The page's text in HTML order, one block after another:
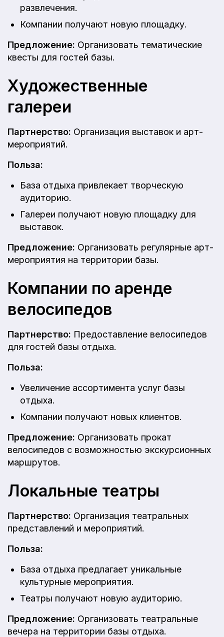
развлечения.
Компании получают новую площадку.
Предложение: Организовать тематические
квесты для гостей базы.
Художественные
галереи
Партнерство: Организация выставок и арт-
мероприятий.
Польза:
База отдыха привлекает творческую
аудиторию.
Галереи получают новую площадку для
выставок.
Предложение: Организовать регулярные арт-
мероприятия на территории базы.
Компании по аренде
велосипедов
Партнерство: Предоставление велосипедов
для гостей базы отдыха.
Польза:
Увеличение ассортимента услуг базы
отдыха.
Компании получают новых клиентов.
Предложение: Организовать прокат
велосипедов с возможностью экскурсионных
маршрутов.
Локальные театры
Партнерство: Организация театральных
представлений и мероприятий.
Польза:
База отдыха предлагает уникальные
культурные мероприятия.
Театры получают новую аудиторию.
Предложение: Организовать театральные
вечера на территории базы отдыха.